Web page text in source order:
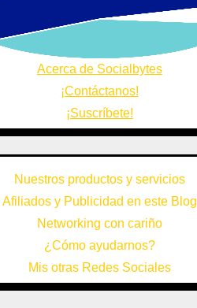
Acerca de Socialbytes
¡Contáctanos!
¡Suscríbete!
Nuestros productos y servicios
Afiliados y Publicidad en este Blog
Networking con cariño
¿Cómo ayudarnos?
Mis otras Redes Sociales